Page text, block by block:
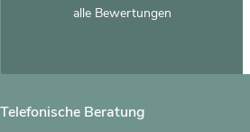
alle Bewertungen
Telefonische Beratung